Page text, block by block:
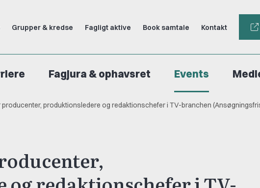
Grupper & kredse Fagligt aktive Book samtale Kontakt
Fagjura & ophavsret Events
produktionsledere og redaktionschefer i TV-branchen